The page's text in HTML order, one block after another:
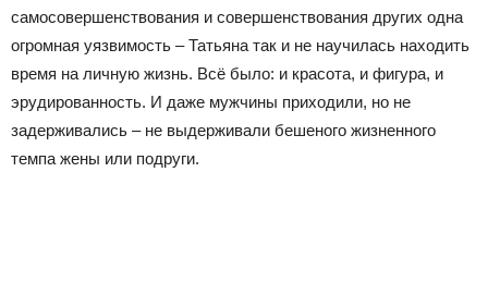
самосовершенствования и совершенствования других одна
огромная уязвимость – Татьяна так и не научилась находить
время на личную жизнь. Всё было: и красота, и фигура, и
эрудированность. И даже мужчины приходили, но не
задерживались – не выдерживали бешеного жизненного
темпа жены или подруги.